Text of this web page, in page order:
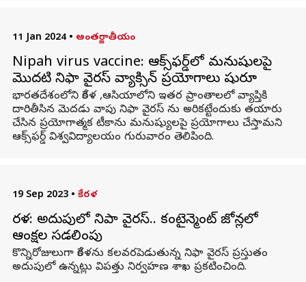
11 Jan 2024 • అంతర్జాతీయం
Nipah virus vaccine: ఆక్స్‌ఫర్డ్‌లో మనుషులపై
మొదటి నిఫా వైరస్ వ్యాక్సిన్ ప్రయోగాలు షురూ
భారతదేశంలోని కేరళ ,ఆసియాలోని ఇతర ప్రాంతాలలో వ్యాప్తికి
దారితీసిన మెదడు వాపు నిఫా వైరస్‌ ను అరికట్టేందుకు తయారు
చేసిన ప్రయోగాత్మక టీకాను మనుష్యులపై ప్రయోగాలు చేస్తామని
ఆక్స్‌ఫర్డ్ విశ్వవిద్యాలయం గురువారం తెలిపింది.
19 Sep 2023 • కేరళ
కేరళ: అదుపులో నిపా వైరస్.. కంటైన్మెంట్ జోన్లలో
ఆంక్షల సడలింపు
కొన్నిరోజులుగా కేరళను కలవరపెడుతున్న నిఫా వైరస్ ప్రస్తుతం
అదుపులో ఉన్నట్లు విపత్తు నిర్వహణ శాఖ ప్రకటించింది.